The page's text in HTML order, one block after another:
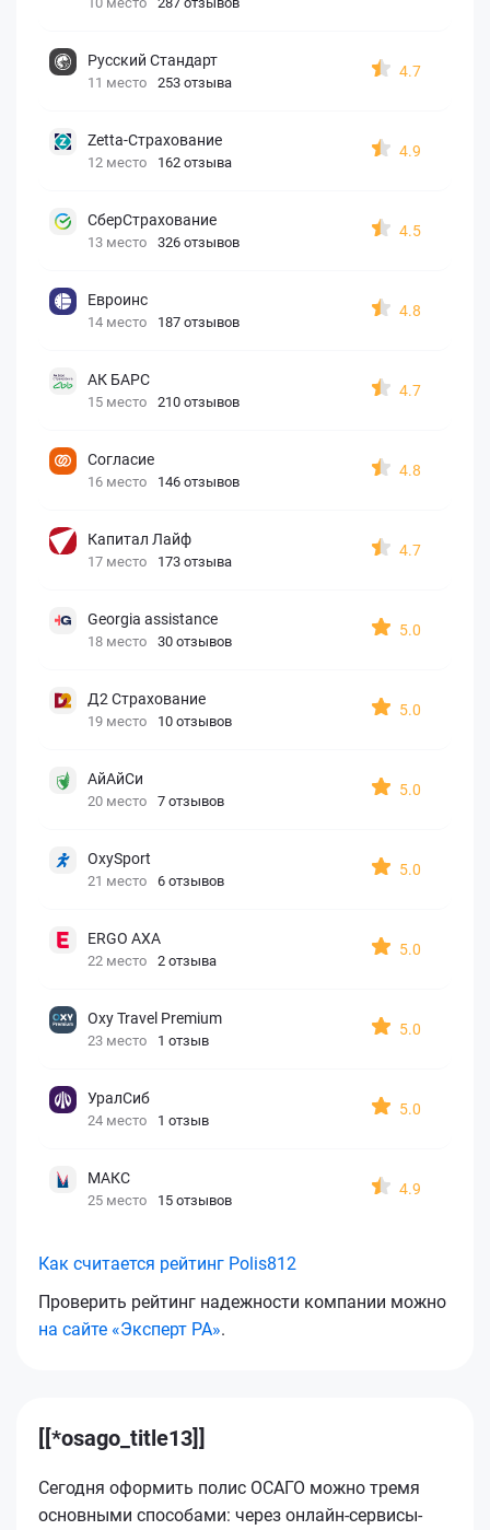
Русский Стандарт
11 место 253 отзыва
4.7
Zetta-Страхование
12 место 162 отзыва
4.9
СберСтрахование
13 место 326 отзывов
4.5
Евроинс
14 место 187 отзывов
4.8
АК БАРС
15 место 210 отзывов
4.7
Согласие
16 место 146 отзывов
4.8
Капитал Лайф
17 место 173 отзыва
4.7
Georgia assistance
18 место 30 отзывов
5.0
Д2 Страхование
19 место 10 отзывов
5.0
АйАйСи
20 место 7 отзывов
5.0
OxySport
21 место 6 отзывов
5.0
ERGO AXA
22 место 2 отзыва
5.0
Oxy Travel Premium
23 место 1 отзыв
5.0
УралСиб
24 место 1 отзыв
5.0
МАКС
25 место 15 отзывов
4.9
Как считается рейтинг Polis812
Проверить рейтинг надежности компании можно
на сайте «Эксперт РА».
[[*osago_title13]]
Сегодня оформить полис ОСАГО можно тремя
основными способами: через онлайн-сервисы-